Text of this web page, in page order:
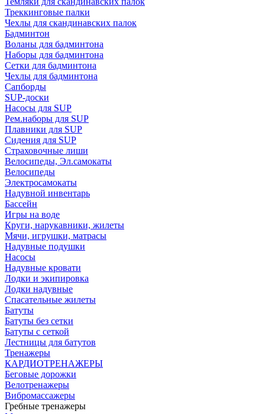
Треккинговые палки
Чехлы для скандинавских палок
Бадминтон
Воланы для бадминтона
Наборы для бадминтона
Сетки для бадминтона
Чехлы для бадминтона
Сапборды
SUP-доски
Насосы для SUP
Рем.наборы для SUP
Плавники для SUP
Сидения для SUP
Страховочные лиши
Велосипеды, Эл.самокаты
Велосипеды
Электросамокаты
Надувной инвентарь
Бассейн
Игры на воде
Круги, нарукавники, жилеты
Мячи, игрушки, матрасы
Надувные подушки
Насосы
Надувные кровати
Лодки и экипировка
Лодки надувные
Спасательные жилеты
Батуты
Батуты без сетки
Батуты с сеткой
Лестницы для батутов
Тренажеры
КАРДИОТРЕНАЖЕРЫ
Беговые дорожки
Велотренажеры
Вибромассажеры
Гребные тренажеры